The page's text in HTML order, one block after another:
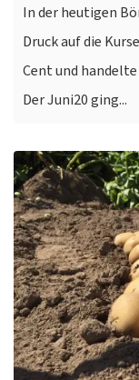
In der heutigen
Druck auf die
Cent und
Der Juni20 ging...